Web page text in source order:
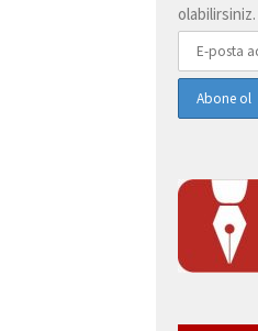
olabilirsiniz.